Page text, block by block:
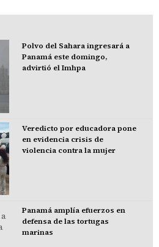
Polvo del Sahara ingresará a
Panamá este domingo,
advirtió el Imhpa
Veredicto por educadora pone
en evidencia crisis de
violencia contra la mujer
Panamá amplía efuerzos en
defensa de las tortugas
marinas